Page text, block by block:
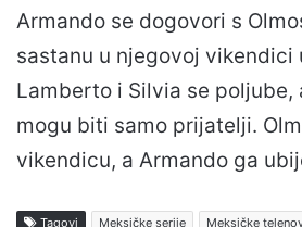
Armando se dogovori s
sastanu u njegovoj vikendici
Lamberto i Silvia se poljube,
mogu biti samo prijatelji.
vikendicu, a Armando ga
Tagovi Meksičke serije Meksičke